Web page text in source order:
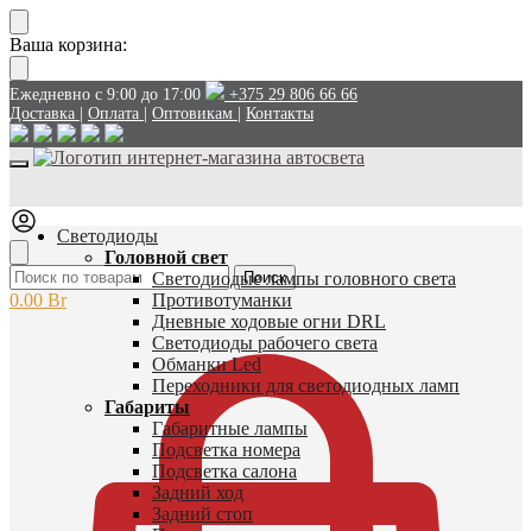
Перейти
к
навигации
Перейти
к
содержанию
Ваша корзина:
Ежедневно с 9:00 до 17:00
+375 29 806 66 66
Доставка
Оплата Оптовикам Контакты
Искать: Поиск
0.00 Br
Светодиоды
Головной свет
Светодиодые лампы головного света
Противотуманки
Дневные ходовые огни DRL
Светодиоды рабочего света
Обманки Led
Переходники для светодиодных ламп
Габариты
Габаритные лампы
Подсветка номера
Подсветка салона
Задний ход
Задний стоп